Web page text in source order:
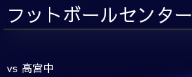
フットボールセンター
vs 高宮中